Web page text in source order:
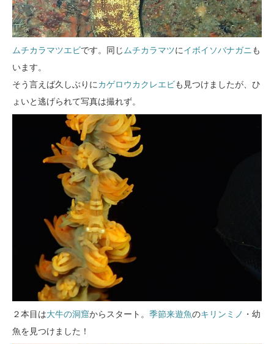
ムチカラマツエビです。同じムチカラマツにイボイソバナガニも
います。
そう言えば久しぶりにカゲロウカクレエビも見つけましたが、ひ
ょいと逃げられて写真は撮れず。
２本目は大牛の洞窟からスタート。 季節来遊魚のキリンミノ ・幼
魚を見つけました！